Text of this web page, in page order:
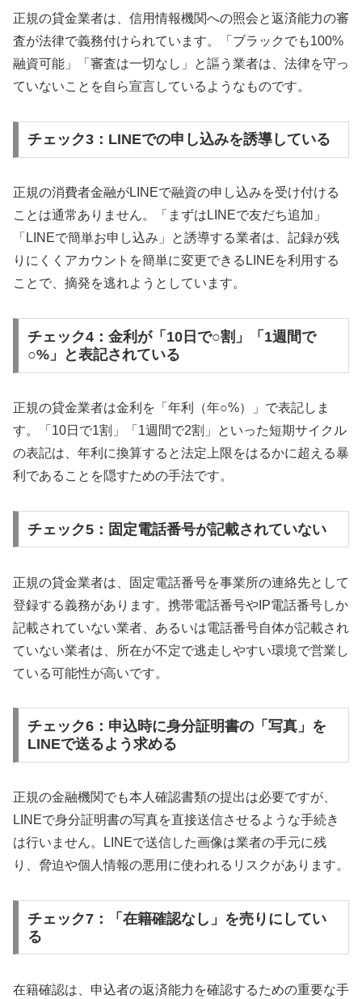
正規の貸金業者は、信用情報機関への照会と返済能力の審
査が法律で義務付けられています。「ブラックでも100%
融資可能」「審査は一切なし」と謳う業者は、法律を守っ
ていないことを自ら宣言しているようなものです。
チェック3：LINEでの申し込みを誘導している
正規の消費者金融がLINEで融資の申し込みを受け付ける
ことは通常ありません。「まずはLINEで友だち追加」
「LINEで簡単お申し込み」と誘導する業者は、記録が残
りにくくアカウントを簡単に変更できるLINEを利用する
ことで、摘発を逃れようとしています。
チェック4：金利が「10日で○割」「1週間で
○%」と表記されている
正規の貸金業者は金利を「年利（年○%）」で表記しま
す。「10日で1割」「1週間で2割」といった短期サイクル
の表記は、年利に換算すると法定上限をはるかに超える暴
利であることを隠すための手法です。
チェック5：固定電話番号が記載されていない
正規の貸金業者は、固定電話番号を事業所の連絡先として
登録する義務があります。携帯電話番号やIP電話番号しか
記載されていない業者、あるいは電話番号自体が記載され
ていない業者は、所在が不定で逃走しやすい環境で営業し
ている可能性が高いです。
チェック6：申込時に身分証明書の「写真」を
LINEで送るよう求める
正規の金融機関でも本人確認書類の提出は必要ですが、
LINEで身分証明書の写真を直接送信させるような手続き
は行いません。LINEで送信した画像は業者の手元に残
り、脅迫や個人情報の悪用に使われるリスクがあります。
チェック7：「在籍確認なし」を売りにしてい
る
在籍確認は、申込者の返済能力を確認するための重要な手